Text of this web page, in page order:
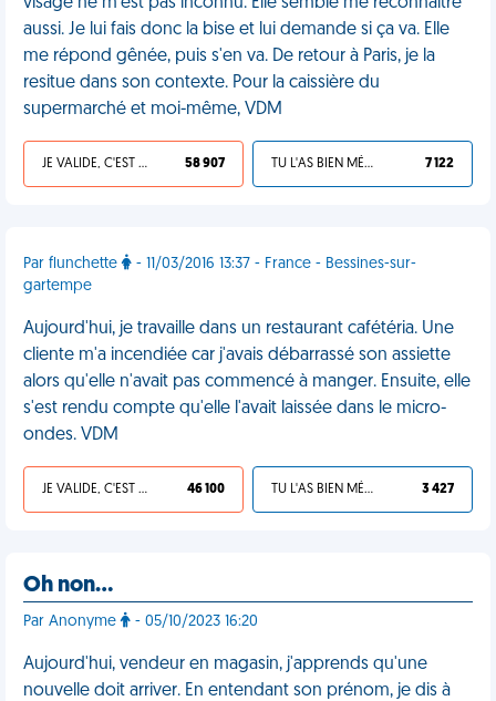
aussi. Je lui fais donc la bise et lui demande si ça va. Elle
me répond gênée, puis s'en va. De retour à Paris, je la
resitue dans son contexte. Pour la caissière du
supermarché et moi-même, VDM
JE VALIDE, C'EST UNE VDM 58 907 TU L'AS BIEN MÉRITÉ 7 122
Par flunchette
- 11/03/2016 13:37 - France - Bessines-sur-
gartempe
Aujourd'hui, je travaille dans un restaurant cafétéria. Une
cliente m'a incendiée car j'avais débarrassé son assiette
alors qu'elle n'avait pas commencé à manger. Ensuite, elle
s'est rendu compte qu'elle l'avait laissée dans le micro-
ondes. VDM
JE VALIDE, C'EST UNE VDM 46 100 TU L'AS BIEN MÉRITÉ 3 427
Oh non…
Par Anonyme - 05/10/2023 16:20
Aujourd'hui, vendeur en magasin, j'apprends qu'une
nouvelle doit arriver. En entendant son prénom, je dis à